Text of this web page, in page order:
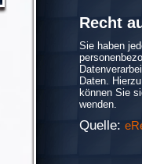
Recht
Sie haben
Daten.
können Sie
wenden.
Quelle: